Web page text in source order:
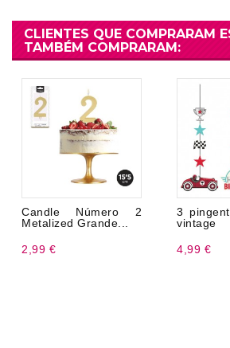
CLIENTES QUE COMPRARAM
TAMBÉM COMPRARAM:
Candle Número 2
Metalized Grande...
2,99 €
3
vintage
4,99 €